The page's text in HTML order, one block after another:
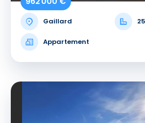
Gaillard
Appartement